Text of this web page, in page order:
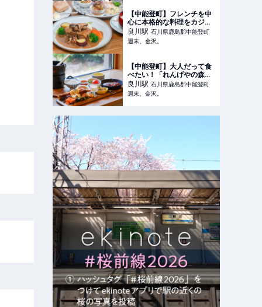
～【中能登町】フレンチを中
心に本格的な料理をカジュ
アルな雰囲気で。「中能登
洋食堂 メッシモ」が話題！
【NEW OPEN】 - 週末、金
良川駅 石川県鹿島郡中能登町
週末、金沢。
【中能登町】大人だって食
べたい！「れんげやの森」
の欲張り大人さまランチ♡
本格スパイスカレーが味わ
えるシェアキッチンも開
良川駅 石川県鹿島郡中能登町
週末、金沢。